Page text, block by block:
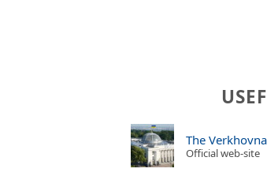
The
Official web-site